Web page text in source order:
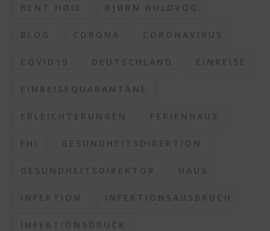
BENT HØIE BJØRN GULDVOG
BLOG CORONA CORONAVIRUS
COVID19 DEUTSCHLAND EINREISE
EINREISEQUARANTÄNE
ERLEICHTERUNGEN FERIENHAUS
FHI GESUNDHEITSDIREKTION
GESUNDHEITSDIREKTOR HAUS
INFEKTION INFEKTIONSAUSBRUCH
INFEKTIONSDRUCK